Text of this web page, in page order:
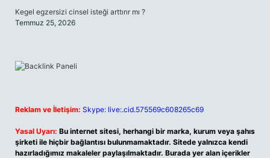
Kegel egzersizi cinsel isteği arttırır mı ?
Temmuz 25, 2026
Reklam ve İletişim: Skype: live:.cid.575569c608265c69
Yasal Uyarı: Bu internet sitesi, herhangi bir marka, kurum veya şahıs
şirketi ile hiçbir bağlantısı bulunmamaktadır. Sitede yalnızca kendi
hazırladığımız makaleler paylaşılmaktadır. Burada yer alan içerikler